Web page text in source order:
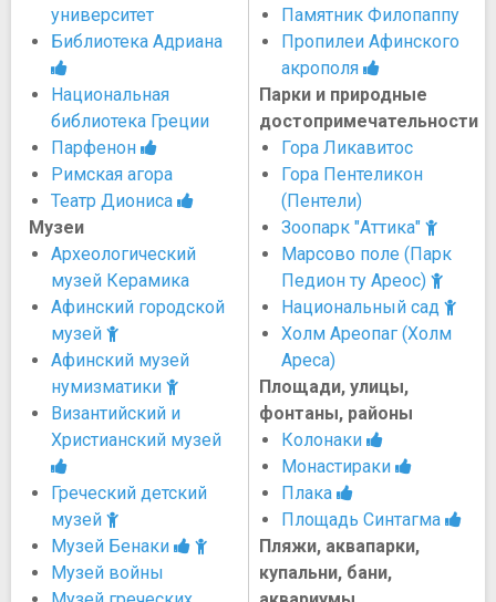
университет
Библиотека Адриана
Национальная
библиотека Греции
Парфенон
Римская агора
Театр Диониса
Музеи
Археологический
музей Керамика
Афинский городской
музей
Афинский музей
нумизматики
Византийский и
Христианский музей
Греческий детский
музей
Музей Бенаки
Музей войны
Памятник Филопаппу
Пропилеи Афинского
акрополя
Парки и природные
достопримечательности
Гора Ликавитос
Гора Пентеликон
(Пентели)
Зоопарк "Аттика"
Марсово поле (Парк
Педион ту Ареос)
Национальный сад
Холм Ареопаг (Холм
Ареса)
Площади, улицы,
фонтаны, районы
Колонаки
Монастираки
Плака
Площадь Синтагма
Пляжи, аквапарки,
купальни, бани,